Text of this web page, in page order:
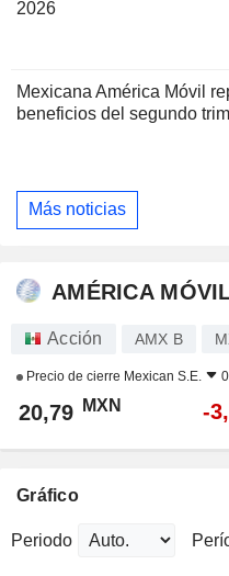
2026
Mexicana América Móvil
beneficios del segundo
Más noticias
AMÉRICA
Acción AMX B
Precio de cierre Mexican S.E.
20,79 MXN -
Gráfico
Periodo